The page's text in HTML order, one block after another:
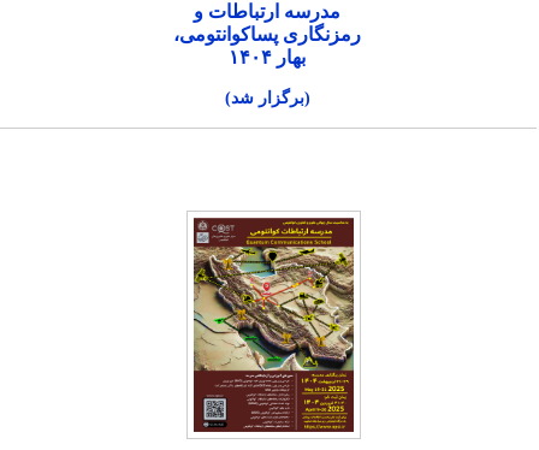
مدرسه ارتباطات و
رمزنگاری پساکوانتومی،
بهار ۱۴۰۴
(برگزار شد)